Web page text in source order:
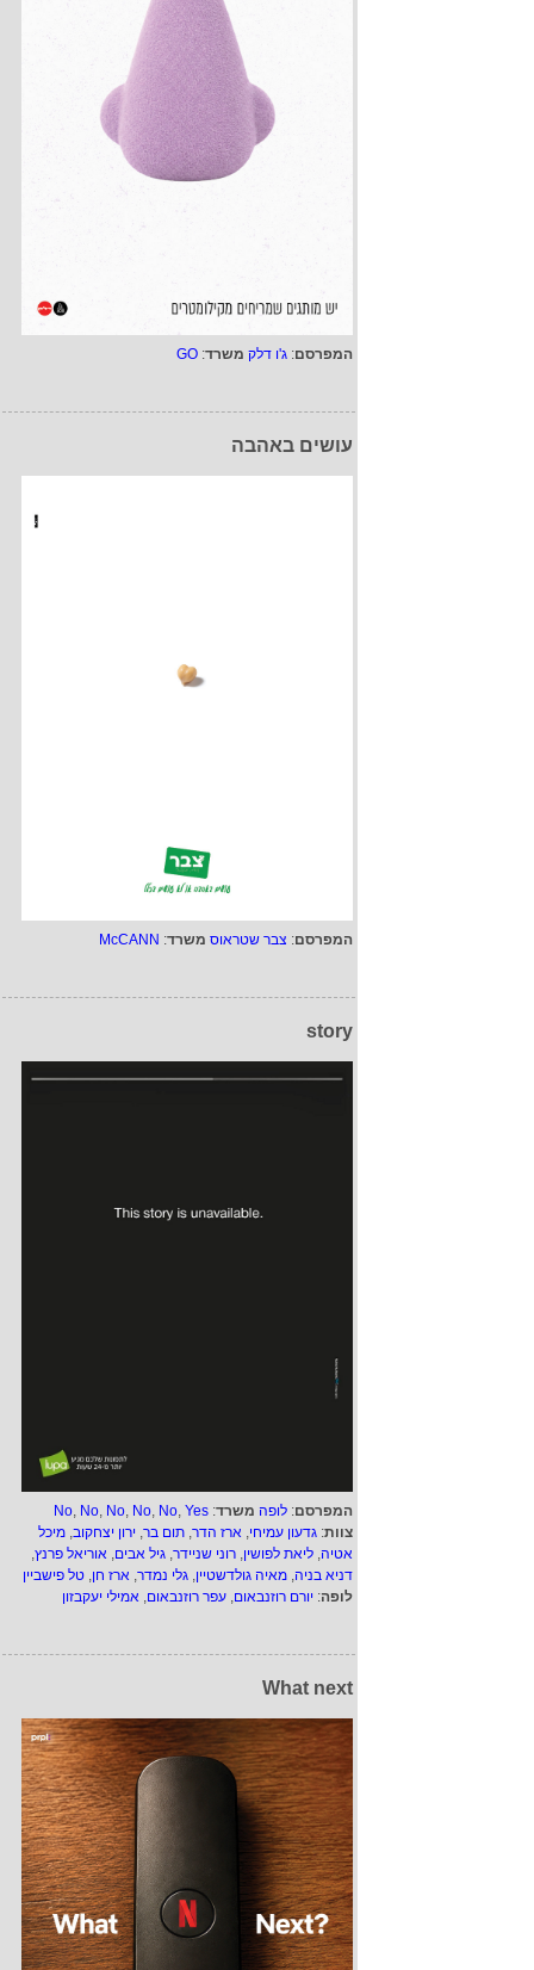
המפרסם: ג'ו דלק משרד:
GO
עושים באהבה
המפרסם: צבר שטראוס משרד:
McCANN
story
המפרסם: לופה משרד:
No, No, No, No, No, Yes
צוות: גדעון עמיחי, ארז הדר, תום בר, ירון יצחקוב, מיכל
אטיה, ליאת לפושין, רוני שניידר, גיל אבים, אוריאל פרנץ,
דניא בניה, מאיה גולדשטיין, גלי נמדר, ארז חן, טל פישביין
לופה: יורם רוזנבאום, עפר רוזנבאום, אמילי יעקבזון
What next